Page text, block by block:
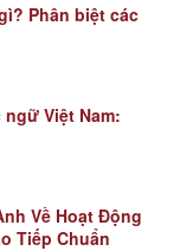
Phân biệt các
Việt Nam:
Về Hoạt Động
Tiếp Chuẩn